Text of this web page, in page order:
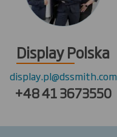
Display Polska
display.pl@dssmith.com
+48 41 3673550